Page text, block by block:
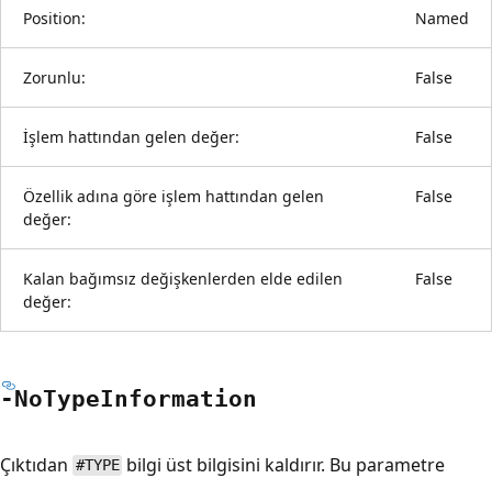
Position: Named
Zorunlu: False
İşlem hattından gelen değer: False
Özellik adına göre işlem hattından gelen
değer:
False
Kalan bağımsız değişkenlerden elde edilen
değer:
False
-NoTypeInformation
Çıktıdan #TYPE bilgi üst bilgisini kaldırır. Bu parametre